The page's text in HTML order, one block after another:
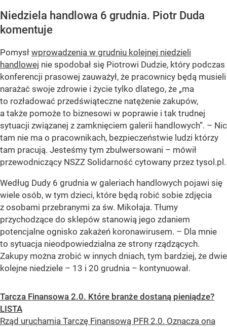
Niedziela handlowa 6 grudnia. Piotr Duda
komentuje
Pomysł wprowadzenia w grudniu kolejnej niedzieli
handlowej nie spodobał się Piotrowi Dudzie, który podczas
konferencji prasowej zauważył, że pracownicy będą musieli
narażać swoje zdrowie i życie tylko dlatego, że „ma
to rozładować przedświąteczne natężenie zakupów,
a także pomoże to biznesowi w poprawie i tak trudnej
sytuacji związanej z zamknięciem galerii handlowych”. – Nic
tam nie ma o pracownikach, bezpieczeństwie ludzi którzy
tam pracują. Jesteśmy tym zbulwersowani – mówił
przewodniczący NSZZ Solidarność cytowany przez tysol.pl.
Według Dudy 6 grudnia w galeriach handlowych pojawi się
wiele osób, w tym dzieci, które będą robić sobie zdjęcia
z osobami przebranymi za św. Mikołaja. Tłumy
przychodzące do sklepów stanowią jego zdaniem
potencjalne ognisko zakażeń koronawirusem. – Dla mnie
to sytuacja nieodpowiedzialna ze strony rządzących.
Zakupy można zrobić w innych dniach, tym bardziej, że dwie
kolejne niedziele – 13 i 20 grudnia – kontynuował.
Tarcza Finansowa 2.0. Które branże dostaną pieniądze?
LISTA
Rząd uruchamia Tarczę Finansową PFR 2.0. Oznacza ona